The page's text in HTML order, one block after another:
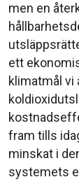
men en
ett
klimatmål vi
fram tills
minskat i
systemets